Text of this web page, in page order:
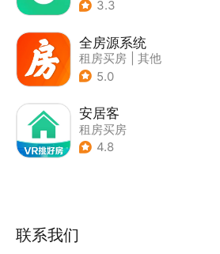
3.3
全房源系统
租房买房
其他
5.0
安居客
租房买房
4.8
联系我们